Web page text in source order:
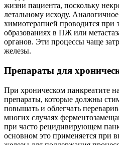
жизни пациента, поскольку
летальному исходу.
химиотерапией проводится при
образованиях в ПЖ или
органов. Эти процессы чаще
железы.
Препараты для
При хроническом панкреатите
препараты, которые должны
повышать и облегчать
многих случаях
при часто рецидивирующем
основном это применяется при